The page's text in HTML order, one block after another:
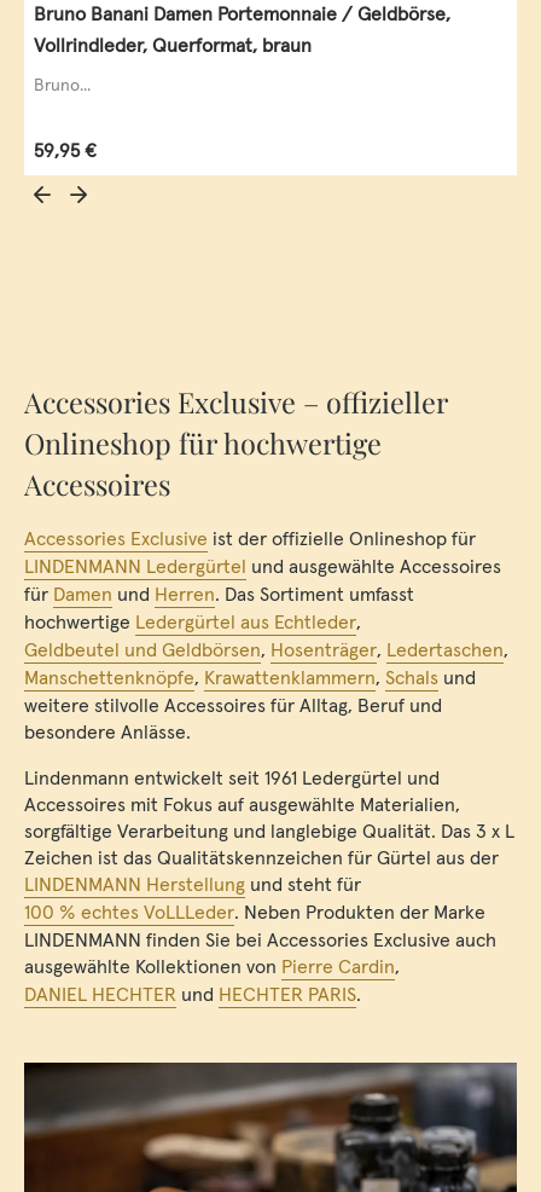
Bruno Banani Damen Portemonnaie / Geldbörse,
Vollrindleder, Querformat, braun
Bruno...
Regulärer Preis:
59,95 €
Accessories Exclusive – offizieller
Onlineshop für hochwertige
Accessoires
Accessories Exclusive ist der offizielle Onlineshop für
LINDENMANN Ledergürtel und ausgewählte Accessoires
für Damen und Herren. Das Sortiment umfasst
hochwertige Ledergürtel aus Echtleder,
Geldbeutel und Geldbörsen, Hosenträger, Ledertaschen,
Manschettenknöpfe, Krawattenklammern, Schals und
weitere stilvolle Accessoires für Alltag, Beruf und
besondere Anlässe.
Lindenmann entwickelt seit 1961 Ledergürtel und
Accessoires mit Fokus auf ausgewählte Materialien,
sorgfältige Verarbeitung und langlebige Qualität. Das 3 x L
Zeichen ist das Qualitätskennzeichen für Gürtel aus der
LINDENMANN Herstellung und steht für
100 % echtes VoLLLeder. Neben Produkten der Marke
LINDENMANN finden Sie bei Accessories Exclusive auch
ausgewählte Kollektionen von Pierre Cardin,
DANIEL HECHTER und HECHTER PARIS.